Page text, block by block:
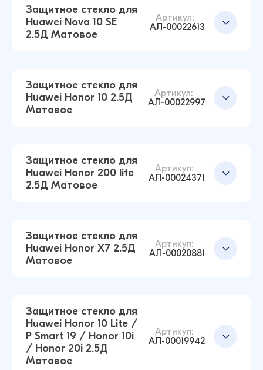
Защитное стекло для
Huawei Nova 10 SE
2.5Д Матовое
Артикул:
АЛ-00022613
38 ₽38 ₽
Защитное стекло для
Huawei Honor 10 2.5Д
Матовое
Артикул:
АЛ-00022997
31 ₽42 ₽
Защитное стекло для
Huawei Honor 200 lite
2.5Д Матовое
Артикул:
АЛ-00024371
Защитное стекло для Huawei Honor 200 lite
2.5Д Матовое (Чёрный)
Защитное стекло для
Huawei Honor X7 2.5Д
Матовое
Артикул:
АЛ-00020881
Защитное стекло для
Huawei Honor 10 Lite /
P Smart 19 / Honor 10i
/ Honor 20i 2.5Д
Матовое
Артикул:
АЛ-00019942